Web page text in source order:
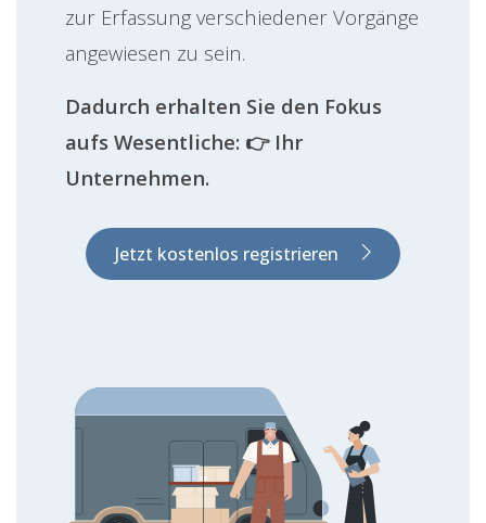
zur Erfassung verschiedener Vorgänge
angewiesen zu sein.
Dadurch erhalten Sie den Fokus
aufs Wesentliche: 👉 Ihr
Unternehmen.
Jetzt kostenlos registrieren